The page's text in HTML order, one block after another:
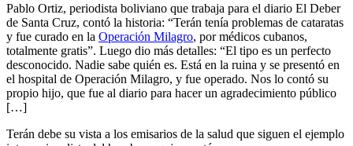
Pablo Ortiz, periodista boliviano que trabaja para el diario El Deber
de Santa Cruz, contó la historia: “Terán tenía problemas de cataratas
y fue curado en la Operación Milagro, por médicos cubanos,
totalmente gratis”. Luego dio más detalles: “El tipo es un perfecto
desconocido. Nadie sabe quién es. Está en la ruina y se presentó en
el hospital de Operación Milagro, y fue operado. Nos lo contó su
propio hijo, que fue al diario para hacer un agradecimiento público
[…]
Terán debe su vista a los emisarios de la salud que siguen el ejemplo